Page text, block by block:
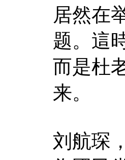
居然在
题。這
而是杜
来。
刘航琛